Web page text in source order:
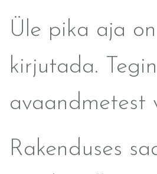
Üle pika aja
kirjutada.
avaandmetest
Rakenduses